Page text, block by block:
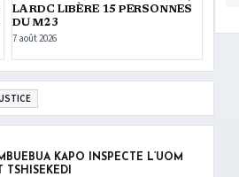
LA RDC LIBÈRE 15 PERSONNES
DU M23
7 août 2026
KAPO INSPECTE L’UOM
TSHISEKEDI